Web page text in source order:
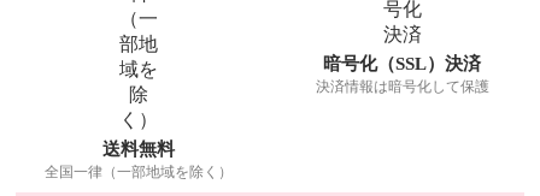
送料無料
全国一律（一部地域を除く）
暗号化（SSL）決済
決済情報は暗号化して保護